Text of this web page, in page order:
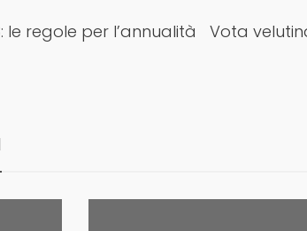
le regole per l’annualità
Vota